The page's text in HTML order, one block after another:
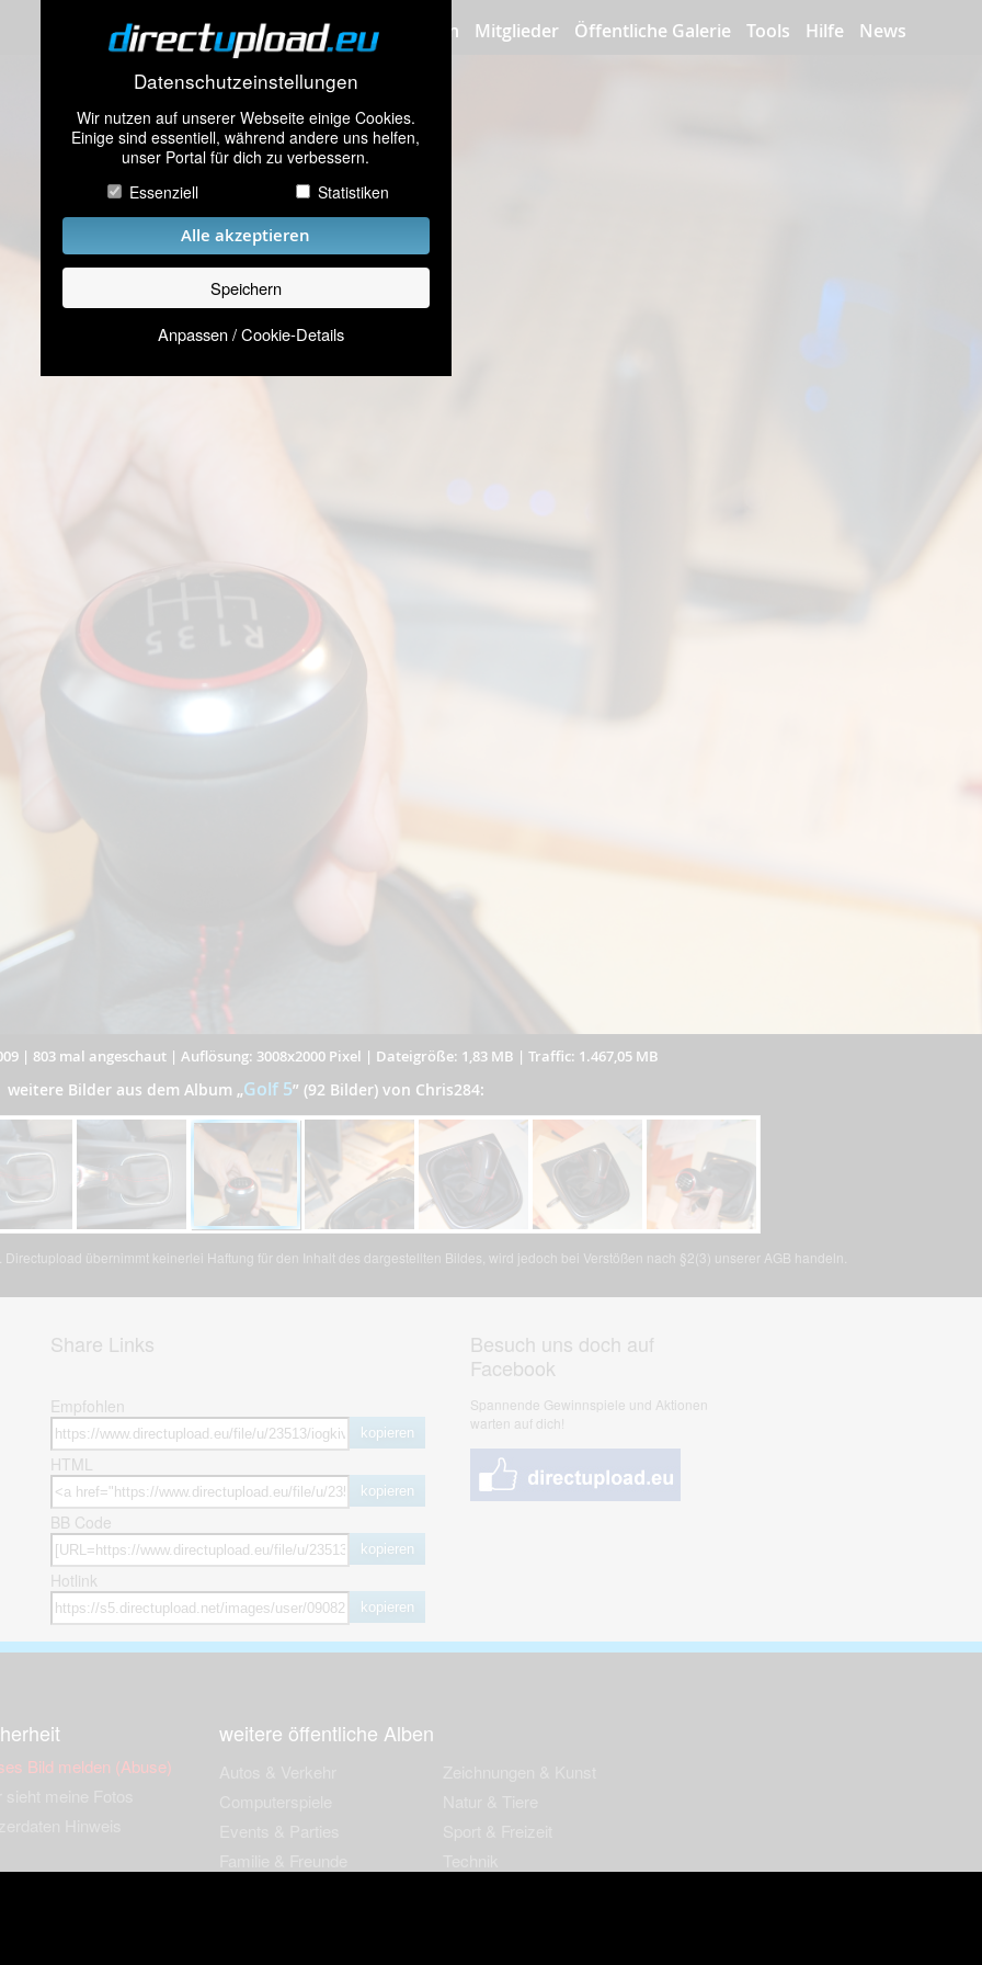
Datenschutzeinstellungen
Wir nutzen auf unserer Webseite einige Cookies.
Einige sind essentiell, während andere uns helfen,
unser Portal für dich zu verbessern.
Essenziell
Statistiken
Alle akzeptieren
Speichern
Anpassen / Cookie-Details
Bilder hochladen Mitglieder Öffentliche Galerie Tools Hilfe News
| 803 mal angeschaut| Auflösung: 3008x2000 Pixel | Dateigröße: 1,83 MB | Traffic: 1.467,05 MB
weitere Bilder aus dem Album „Golf 5” (92 Bilder) von Chris284:
übernimmt keinerlei Haftung für den Inhalt des dargestellten Bildes, wird jedoch bei Verstößen nach §2(3) unserer AGB handeln.
Share Links
Empfohlen
kopieren
HTML
kopieren
BB Code
kopieren
Hotlink
kopieren
Besuch uns doch auf
Facebook
Spannende Gewinnspiele und Aktionen
warten auf dich!
Bild melden (Abuse)
weitere öffentliche Alben